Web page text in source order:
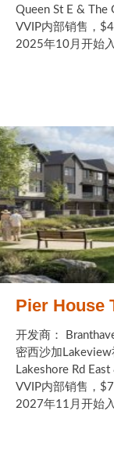
Queen St E & The
VVIP内部销售，
2025年10月开始
Pier House
开发商：
密西沙加Lakeview
Lakeshore Rd
VVIP内部销售，
2027年11月开始